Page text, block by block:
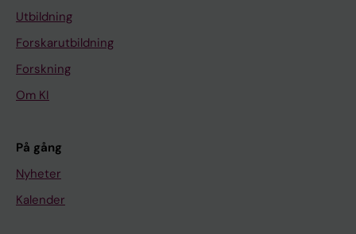
Utbildning
Forskarutbildning
Forskning
Om KI
På gång
Nyheter
Kalender